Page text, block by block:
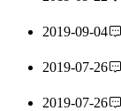
2019-09-04
2019-07-26
2019-07-26